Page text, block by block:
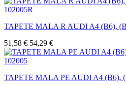
TAPETE MALA R AUDI A4 (B6),
51,58 € 54,29 €
TAPETE MALA PE AUDI A4 (B6),